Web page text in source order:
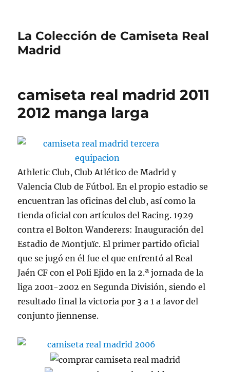
La Colección de Camiseta Real
Madrid
camiseta real madrid 2011
2012 manga larga
Athletic Club, Club Atlético de Madrid y
Valencia Club de Fútbol. En el propio estadio se
encuentran las oficinas del club, así como la
tienda oficial con artículos del Racing. 1929
contra el Bolton Wanderers: Inauguración del
Estadio de Montjuïc. El primer partido oficial
que se jugó en él fue el que enfrentó al Real
Jaén CF con el Poli Ejido en la 2.ª jornada de la
liga 2001-2002 en Segunda División, siendo el
resultado final la victoria por 3 a 1 a favor del
conjunto jiennense.